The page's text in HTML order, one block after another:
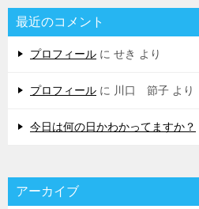
最近のコメント
プロフィール に せき より
プロフィール に 川口 節子 より
今日は何の日かわかってますか？
アーカイブ